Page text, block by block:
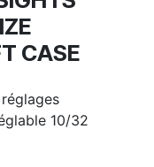
CASE
10/32